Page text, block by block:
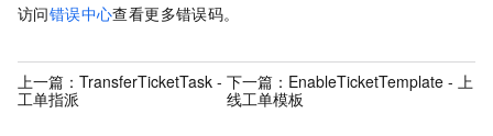
访问错误中心查看更多错误码。
上一篇： TransferTicketTask -
工单指派
下一篇： EnableTicketTemplate - 上
线工单模板